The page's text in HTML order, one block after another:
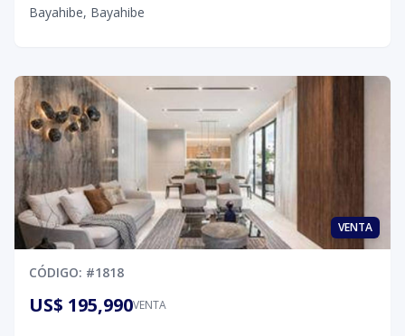
Bayahibe, Bayahibe
VENTA
CÓDIGO: #1818
VENTA
US$ 195,990